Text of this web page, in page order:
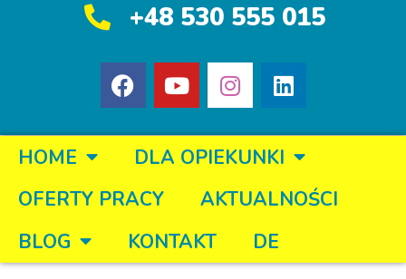
+48 530 555 015
HOME
DLA OPIEKUNKI
OFERTY PRACY
AKTUALNOŚCI
BLOG
KONTAKT DE